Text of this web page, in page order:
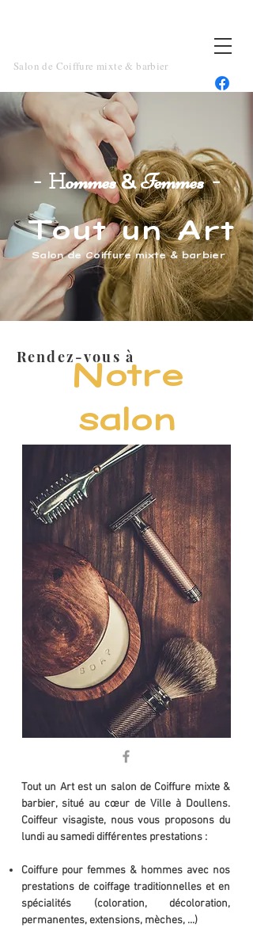
Salon de Coiffure mixte & barbier
- Hommes&Femmes-
Tout un Art
Salon de Coiffure mixte & barbier
Notre
salon
Rendez-vous à
Tout un Art est un salon de Coiffure mixte &
barbier, situé au cœur de Ville à Doullens.
Coiffeur visagiste, nous vous proposons du
lundi au samedi différentes prestations :
Coiffure pour femmes & hommes avec nos
prestations de coiffage traditionnelles et en
spécialités (coloration, décoloration,
permanentes, extensions, mèches, ...)